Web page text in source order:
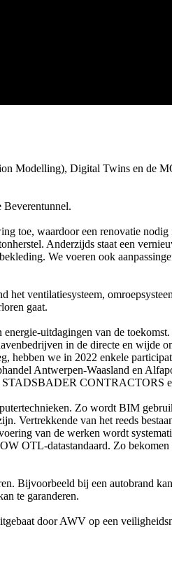
Modelling), Digital Twins en de
Beverentunnel.
toe, waardoor een renovatie
Anderzijds staat een
We voeren ook
ventilatiesysteem,
gaat.
uitdagingen van de
in de directe en wijde
hebben we in 2022 enkele
Antwerpen‑Waasland en
CONTRACTORS
Zo wordt BIM
Vertrekkende van het reeds
van de werken wordt
OTL-datastandaard. Zo
Bijvoorbeeld bij een autobrand
te garanderen.
door AWV op een